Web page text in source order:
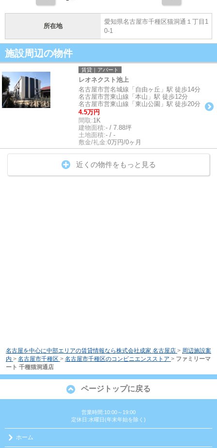
所在地
愛知県名古屋市千種区猫洞通１丁目1
0-1
施設周辺の物件
賃貸｜アパート
レオネクスト池上
名古屋市営名城線「自由ヶ丘」駅 徒歩14分
名古屋市営東山線「本山」駅 徒歩12分
名古屋市営東山線「東山公園」駅 徒歩20分
4.5万円
間取:1K
建物面積:- / 7.88坪
土地面積:- / -
敷金/礼金:0万円/0ヶ月
近くの物件をもっと見る
名古屋を中心に中部エリアの賃貸情報なら株式会社成家 名古屋店 > 周辺施設案
内 > 名古屋市千種区 > 名古屋市千種区のコンビニエンスストア > ファミリーマ
ート 千種猫洞通店
ページトップに戻る
営業時間:10:00～19:00
定休日:水曜日(年末年始を除く)
ホーム